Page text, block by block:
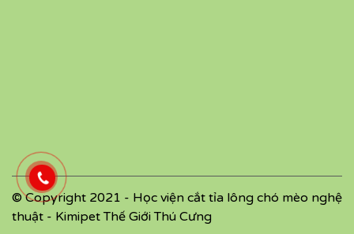
© Copyright 2021 - Học viện cắt tỉa lông chó mèo nghệ
thuật - Kimipet Thế Giới Thú Cưng